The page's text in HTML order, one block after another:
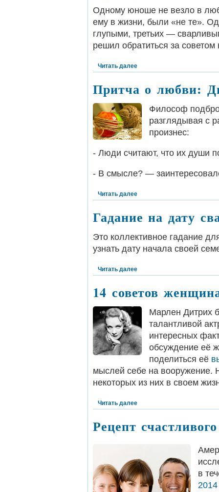
Одному юноше не везло в
ему в жизни, были «не те».
глупыми, третьих —
решил обратиться за
Читать далее
Притча о любви:
Философ
разглядывая с
произнес:
- Люди считают, что их души
- В смысле? —
Читать далее
Гадание на дату
Это коллективное гадание
узнать дату начала своей
Читать далее
14 советов
Марлен Дитрих
талантливой
интересных
обсуждение её
поделиться её
мыслей себе на вооружение.
некоторых из них в своем
Читать далее
Рецепт
в